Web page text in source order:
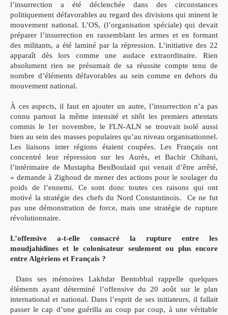
l’insurrection a été déclenchée dans des circonstances
politiquement défavorables au regard des divisions qui minent le
mouvement national. L’OS, (l’organisation spéciale) qui devait
préparer l’insurrection en rassemblant les armes et en formant
des militants, a été laminé par la répression. L’initiative des 22
apparaît dès lors comme une audace extraordinaire. Rien
absolument rien ne présumait de sa réussite compte tenu de
nombre d’éléments défavorables au sein comme en dehors du
mouvement national.
À ces aspects, il faut en ajouter un autre, l’insurrection n’a pas
connu partout la même intensité et sitôt les premiers attentats
commis le 1er novembre, le FLN-ALN se trouvait isolé aussi
bien au sein des masses populaires qu’au niveau organisationnel.
Les liaisons inter régions étaient coupées. Les Français ont
concentré leur répression sur les Aurès, et Bachir Chihani,
l’intérimaire de Mustapha BenBoulaid qui venait d’être arrêté,
« demande à Zighoud de mener des actions pour le soulager du
poids de l’ennemi. Ce sont donc toutes ces raisons qui ont
motivé la stratégie des chefs du Nord Constantinois. Ce ne fut
pas une démonstration de force, mais une stratégie de rupture
révolutionnaire.
L’offensive a-t-elle consacré la rupture entre les
moudjahidines et le colonisateur seulement ou plus encore
entre Algériens et Français ?
Dans ses mémoires Lakhdar Bentobbal rappelle quelques
éléments ayant déterminé l’offensive du 20 août sur le plan
international et national. Dans l’esprit de ses initiateurs, il fallait
passer le cap d’une guérilla au coup par coup, à une véritable